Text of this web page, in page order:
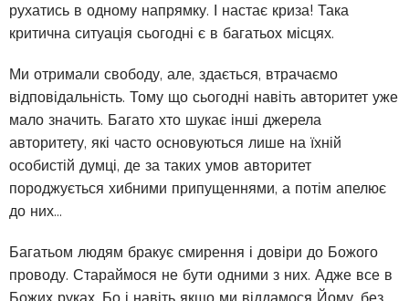
рухатись в одному напрямку. І настає криза! Така
критична ситуація сьогодні є в багатьох місцях.
Ми отримали свободу, але, здається, втрачаємо
відповідальність. Тому що сьогодні навіть авторитет уже
мало значить. Багато хто шукає інші джерела
авторитету, які часто основуються лише на їхній
особистій думці, де за таких умов авторитет
породжується хибними припущеннями, а потім апелює
до них…
Багатьом людям бракує смирення і довіри до Божого
проводу. Стараймося не бути одними з них. Адже все в